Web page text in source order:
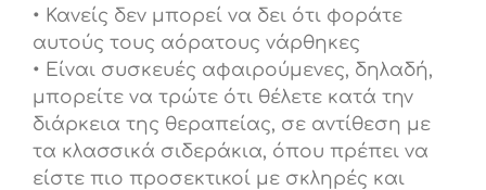
• Κανείς δεν μπορεί να δει ότι φοράτε
αυτούς τους αόρατους νάρθηκες
• Είναι συσκευές αφαιρούμενες, δηλαδή,
μπορείτε να τρώτε ότι θέλετε κατά την
διάρκεια της θεραπείας, σε αντίθεση με
τα κλασσικά σιδεράκια, όπου πρέπει να
είστε πιο προσεκτικοί με σκληρές και